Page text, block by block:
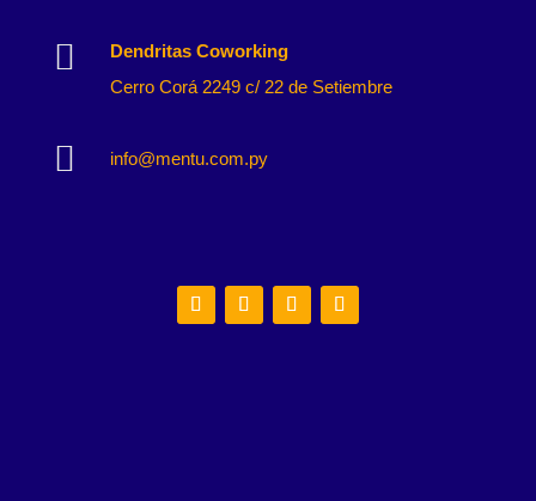

Dendritas Coworking
Cerro Corá 2249 c/ 22 de Setiembre
 info@mentu.com.py